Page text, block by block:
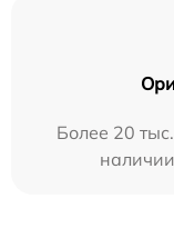
Более 20